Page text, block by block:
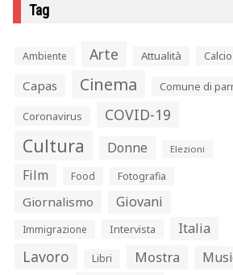
Tag
Ambiente Arte Attualità Calcio
Capas Cinema Comune di
Coronavirus COVID-19
Cultura Donne Elezioni
Film Food Fotografia
Giornalismo Giovani
Immigrazione Intervista Italia
Lavoro Libri Mostra